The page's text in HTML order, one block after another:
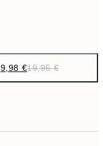
9,98 €19,95 €